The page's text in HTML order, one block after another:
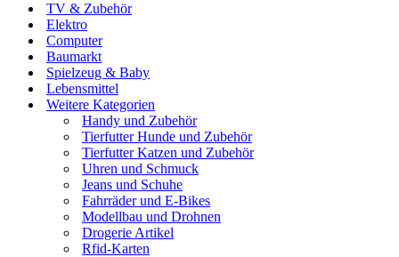
TV & Zubehör
Elektro
Computer
Baumarkt
Spielzeug & Baby
Lebensmittel
Weitere Kategorien
Handy und Zubehör
Tierfutter Hunde und Zubehör
Tierfutter Katzen und Zubehör
Uhren und Schmuck
Jeans und Schuhe
Fahrräder und E-Bikes
Modellbau und Drohnen
Drogerie Artikel
Rfid-Karten